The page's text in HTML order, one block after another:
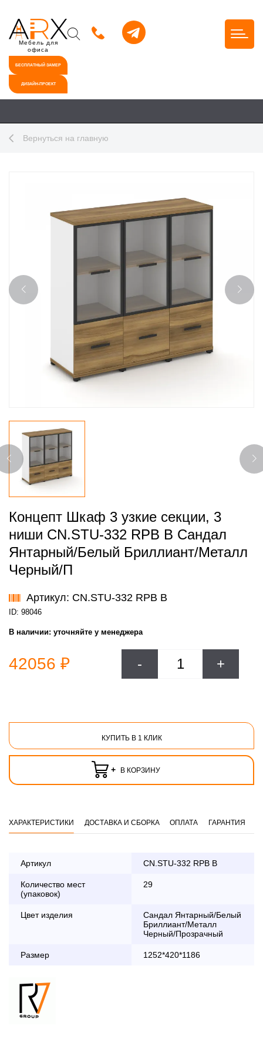
Мебель для
офиса
БЕСПЛАТНЫЙ ЗАМЕР
ДИЗАЙН-ПРОЕКТ
Вернуться на главную
Концепт Шкаф 3 узкие секции, 3
ниши CN.STU-332 RPB B Сандал
Янтарный/Белый Бриллиант/Металл
Черный/П
Артикул: CN.STU-332 RPB B
ID: 98046
В наличии: уточняйте у менеджера
42056 ₽ - +
КУПИТЬ В 1 КЛИК
+ В КОРЗИНУ
ХАРАКТЕРИСТИКИ ДОСТАВКА И СБОРКА ОПЛАТА ГАРАНТИЯ
Артикул CN.STU-332 RPB B
Количество мест
(упаковок)
29
Цвет изделия
Сандал Янтарный/Белый
Бриллиант/Металл
Черный/Прозрачный
Размер 1252*420*1186
По Москве в пределах МКАД осуществляется в будние
До 90 000 руб.
2 000 руб.
заказа банковской картой